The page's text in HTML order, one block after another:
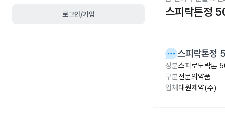
로그인/가입 스피락톤정
스피락톤정
성분스피로노락톤
구분전문의약품
업체 대원제약(주)